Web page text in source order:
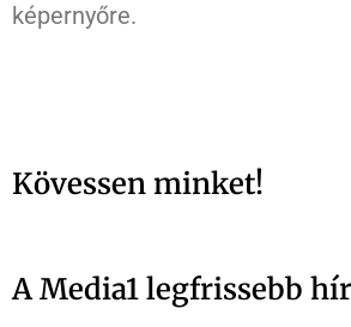
képernyőre.
Kövessen minket!
A Media1 legfrissebb